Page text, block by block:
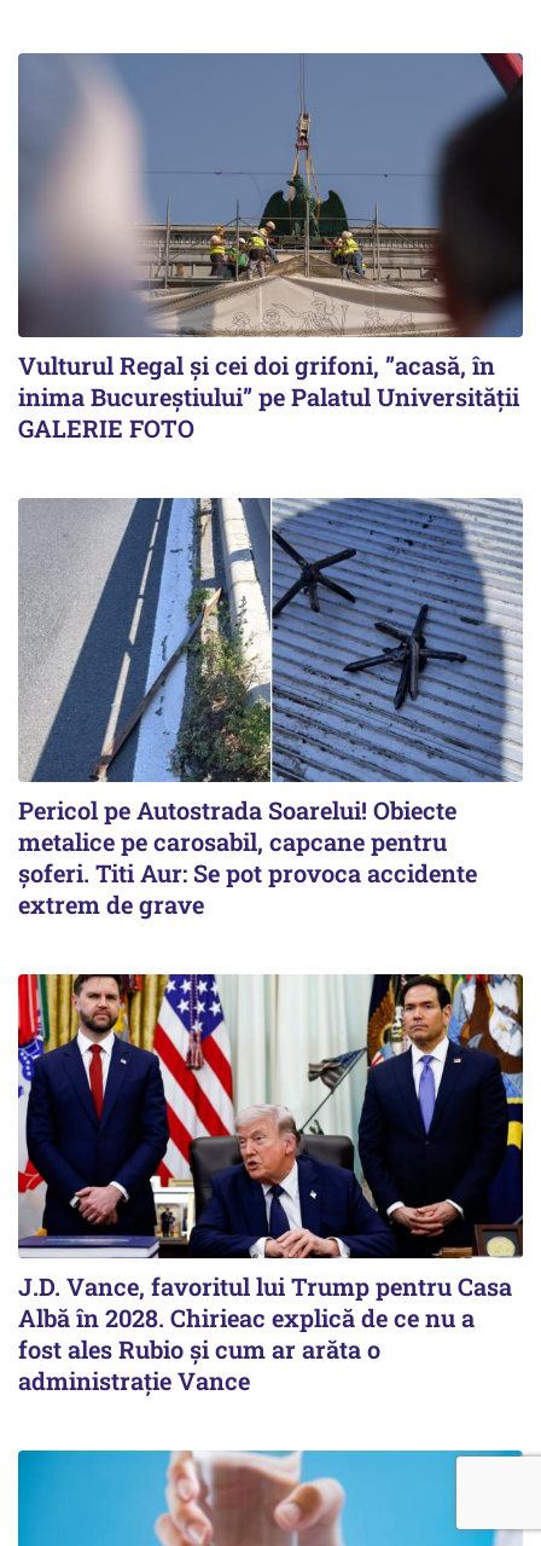
Vulturul Regal și cei doi grifoni, ”acasă, în
inima Bucureștiului” pe Palatul Universității
GALERIE FOTO
Pericol pe Autostrada Soarelui! Obiecte
metalice pe carosabil, capcane pentru
șoferi. Titi Aur: Se pot provoca accidente
extrem de grave
J.D. Vance, favoritul lui Trump pentru Casa
Albă în 2028. Chirieac explică de ce nu a
fost ales Rubio și cum ar arăta o
administrație Vance